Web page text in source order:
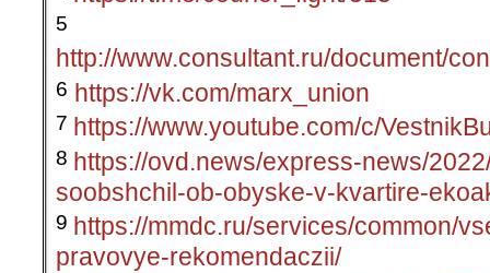
5
http://www.consultant.ru/document/
6 https://vk.com/marx_union
7 https://www.youtube.com/c/
8 https://ovd.news/express-news/
soobshchil-ob-obyske-v-kvartire-
9 https://mmdc.ru/services/common/
pravovye-rekomendaczii/